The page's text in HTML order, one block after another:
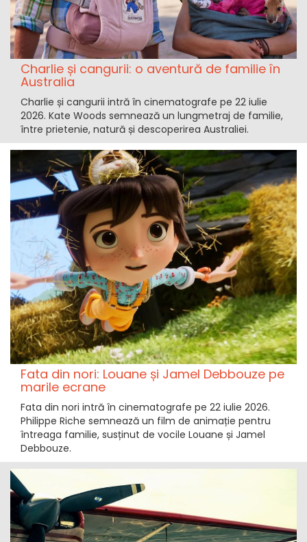
Charlie și cangurii: o aventură de familie în
Australia
Charlie și cangurii intră în cinematografe pe 22 iulie
2026. Kate Woods semnează un lungmetraj de familie,
între prietenie, natură și descoperirea Australiei.
Fata din nori: Louane și Jamel Debbouze pe
marile ecrane
Fata din nori intră în cinematografe pe 22 iulie 2026.
Philippe Riche semnează un film de animație pentru
întreaga familie, susținut de vocile Louane și Jamel
Debbouze.